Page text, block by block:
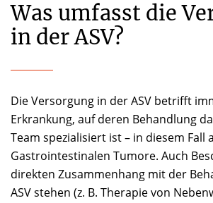
Was umfasst die
in der ASV?
Die Versorgung in der ASV betrifft
Erkrankung, auf deren Behandlung
Team spezialisiert ist – in diesem Fall
Gastrointestinalen Tumore. Auch
direkten Zusammenhang mit der
ASV stehen (z. B. Therapie von